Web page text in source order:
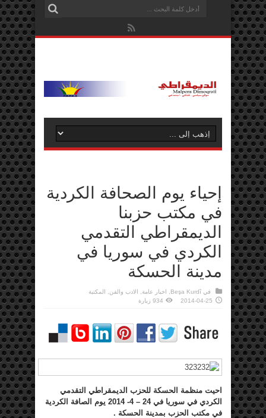
إحياء يوم الصحافة الكردية
في مكتب حزبنا
الديمقراطي التقدمي
الكردي في سوريا في
مدينة الحسكة
في Beşa Kurdî اخبار عامة الادب والفن
المكتبة
2014-04-25
934 زيارة
احيت منظمة الحسكة للحزب الديمقراطي التقدمي
الكردي في سوريا في 24 – 4- 2014 يوم الصافة الكردية
في مكتب الحزب بمدينة الحسكة .